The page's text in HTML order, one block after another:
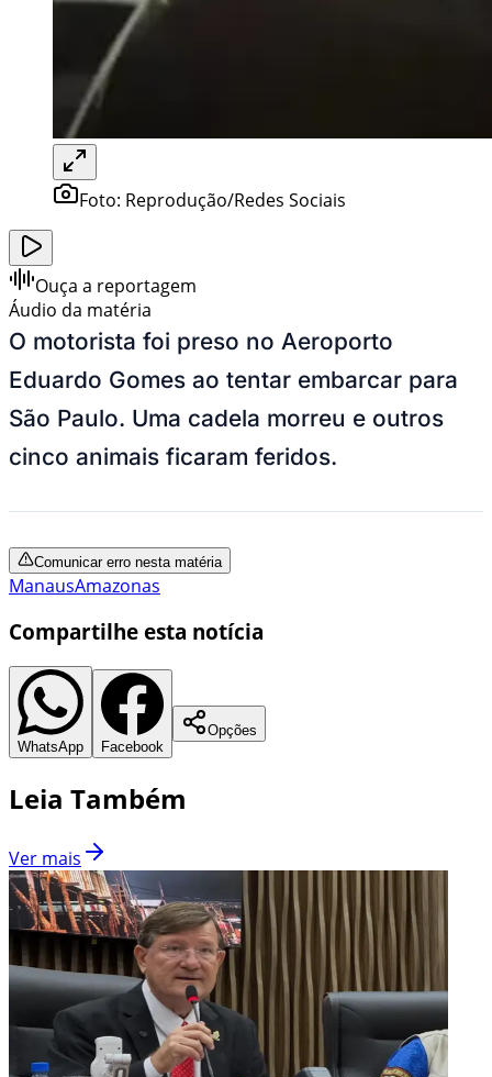
Foto: Reprodução/Redes Sociais
Ouça a reportagem
Áudio da matéria
O motorista foi preso no Aeroporto
Eduardo Gomes ao tentar embarcar para
São Paulo. Uma cadela morreu e outros
cinco animais ficaram feridos.
Comunicar erro nesta matéria
ManausAmazonas
Compartilhe esta notícia
WhatsApp Facebook
Opções
Leia Também
Ver mais